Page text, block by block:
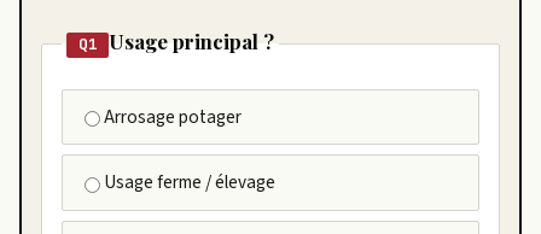
Q1 Usage principal ?
Arrosage potager
Usage ferme / élevage